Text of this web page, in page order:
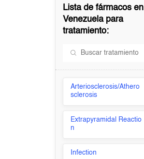
Lista de fármacos en
Venezuelapara
tratamiento:
Arteriosclerosis/Athero
sclerosis
Extrapyramidal Reactio
n
Infection